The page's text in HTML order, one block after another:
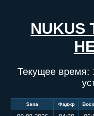
NUKUS
Текущее время:
Sana Фаджр